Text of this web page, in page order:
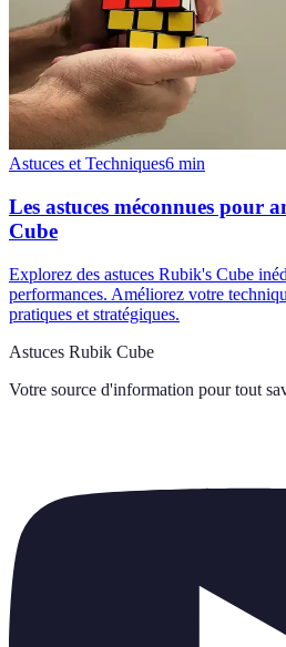
Astuces et Techniques6 min
Les astuces méconnues pour
Cube
Explorez des astuces Rubik's Cube
performances. Améliorez votre
pratiques et stratégiques.
Astuces Rubik Cube
Votre source d'information pour tout